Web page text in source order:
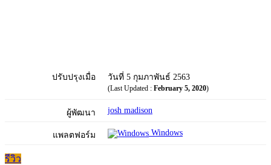
ปรับปรุงเมื่อ วันที่ 5 กุมภาพันธ์ 2563
(Last Updated : February 5, 2020)
ผู้พัฒนา josh madison
แพลตฟอร์ม Windows
รีวิว